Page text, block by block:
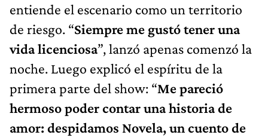
entiende el escenario como un territorio
de riesgo. “Siempre me gustó tener una
vida licenciosa”, lanzó apenas comenzó la
noche. Luego explicó el espíritu de la
primera parte del show: “Me pareció
hermoso poder contar una historia de
amor: despidamos Novela, un cuento de